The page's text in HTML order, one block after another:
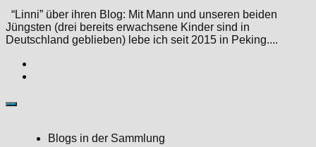
“Linni” über ihren Blog: Mit Mann und unseren beiden
Jüngsten (drei bereits erwachsene Kinder sind in
Deutschland geblieben) lebe ich seit 2015 in Peking....
Blogs in der Sammlung